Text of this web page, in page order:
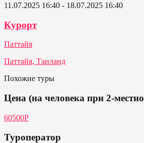
11.07.2025 16:40 - 18.07.2025 16:40
Курорт
Паттайя
Паттайя, Таиланд
Похожие туры
Цена (на человека при 2-
60500P
Туроператор